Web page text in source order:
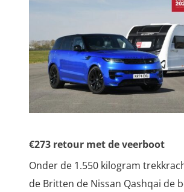
€273 retour met de veerboot
Onder de 1.550 kilogram
de Britten de Nissan Qashqai de